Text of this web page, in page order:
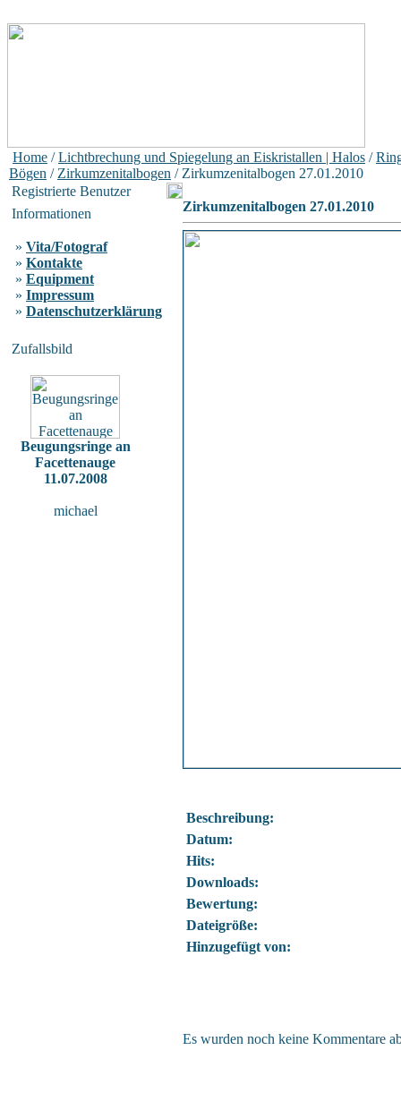
Home /Lichtbrechung und Spiegelung an Eiskristallen | Halos /
Bögen / Zirkumzenitalbogen / Zirkumzenitalbogen 27.01.2010
Registrierte Benutzer
Informationen
» Vita/Fotograf
» Kontakte
» Equipment
» Impressum
» Datenschutzerklärung
Zufallsbild
Beugungsringe an
Facettenauge
11.07.2008
michael
Zirkumzenitalbogen 27.01.2010
Beschreibung:
Datum:
Hits:
Downloads:
Bewertung:
Dateigröße:
Hinzugefügt von:
Es wurden noch keine Kommentare